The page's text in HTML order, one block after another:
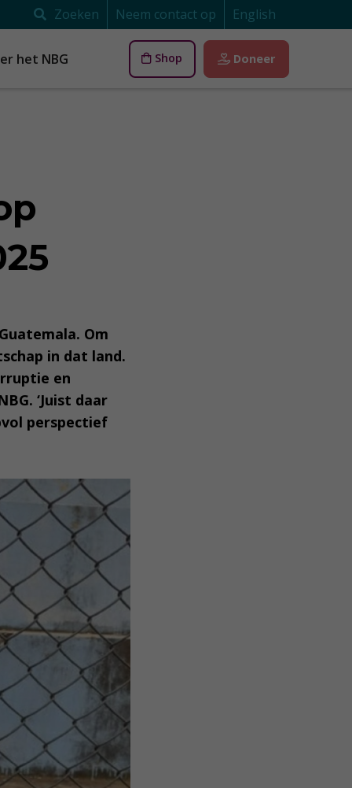
Zoeken Neem contact op English
het NBG Shop Doneer
Om
in dat land.
en
‘Juist daar
perspectief